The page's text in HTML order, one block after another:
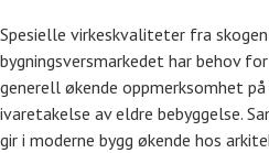
Spesielle virkeskvaliteter fra
bygningsversmarkedet har behov
generell økende oppmerksomhet
ivaretakelse av eldre bebyggelse.
gir i moderne bygg økende hos